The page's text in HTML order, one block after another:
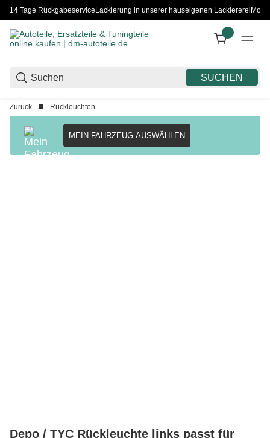
14 Tage RückgabeserviceLackierung in unserer hauseigenen Lackiererei
SUCHEN
Zurück Rückleuchten
MEIN FAHRZEUG AUSWÄHLEN
Depo / TYC Rückleuchte links passt für